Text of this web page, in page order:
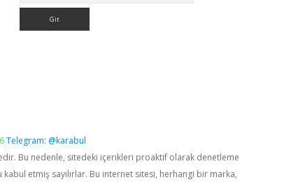
Telegram: @karabul
Bu nedenle, sitedeki içerikleri proaktif olarak denetleme
etmiş sayılırlar. Bu internet sitesi, herhangi bir marka,